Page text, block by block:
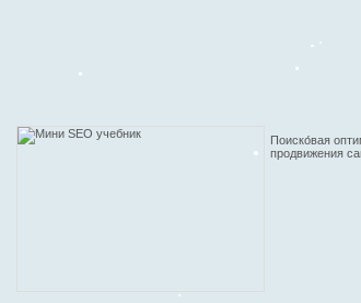
Поиско́вая
продвижения